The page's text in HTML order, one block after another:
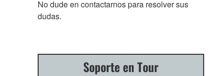
No dude en contactarnos para resolver sus
dudas.
Soporte en Tour